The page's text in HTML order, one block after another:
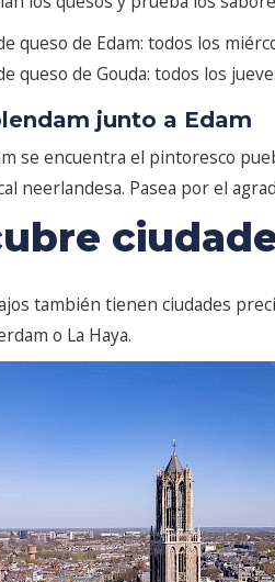
queso de Edam: todos los
queso de Gouda: todos los
junto a Edam
se encuentra el pintoresco
neerlandesa. Pasea por el
también tienen ciudades
o La Haya.